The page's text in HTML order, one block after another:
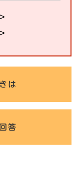
は
答